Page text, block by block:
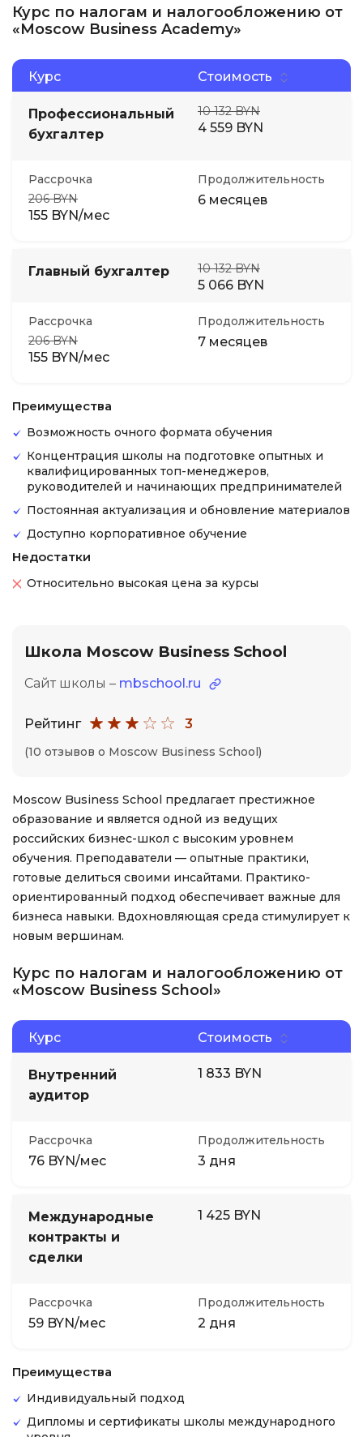
Курс по налогам и налогообложению от
«Moscow Business Academy»
Курс Стоимость
Профессиональный
бухгалтер
10 132 BYN
4 559 BYN
Рассрочка
206 BYN
155 BYN/мес
Продолжительность
6 месяцев
Главный бухгалтер 10 132 BYN
5 066 BYN
Рассрочка
206 BYN
155 BYN/мес
Продолжительность
7 месяцев
Преимущества
Возможность очного формата обучения
Концентрация школы на подготовке опытных и
квалифицированных топ-менеджеров,
руководителей и начинающих предпринимателей
Постоянная актуализация и обновление материалов
Доступно корпоративное обучение
Недостатки
Относительно высокая цена за курсы
Школа Moscow Business School
Сайт школы – mbschool.ru
Рейтинг 3
(10 отзывов о Moscow Business School)
Moscow Business School предлагает престижное
образование и является одной из ведущих
российских бизнес-школ с высоким уровнем
обучения. Преподаватели — опытные практики,
готовые делиться своими инсайтами. Практико-
ориентированный подход обеспечивает важные для
бизнеса навыки. Вдохновляющая среда стимулирует к
новым вершинам.
Курс по налогам и налогообложению от
«Moscow Business School»
Курс Стоимость
Внутренний
аудитор
1 833 BYN
Рассрочка
76 BYN/мес
Продолжительность
3 дня
Международные
контракты и
сделки
1 425 BYN
Рассрочка
59 BYN/мес
Продолжительность
2 дня
Преимущества
Индивидуальный подход
Дипломы и сертификаты школы международного